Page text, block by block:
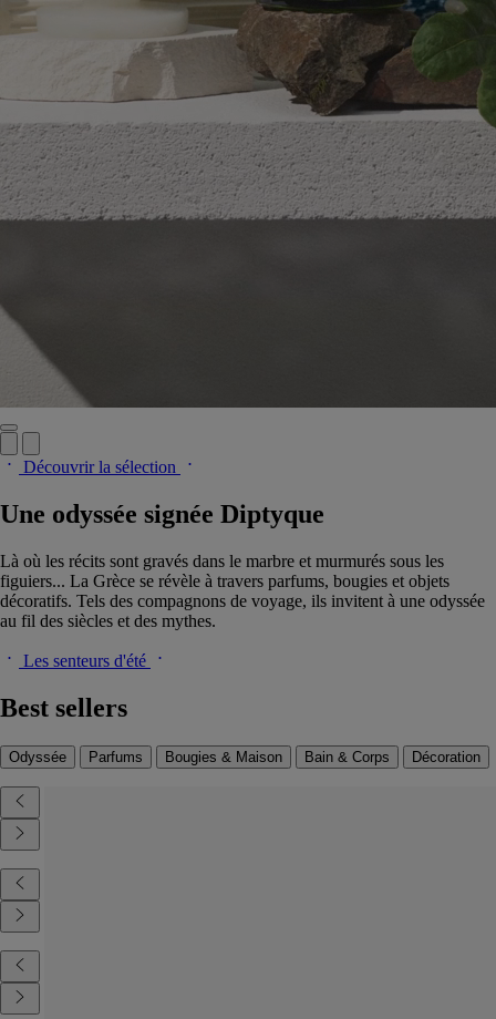
Découvrir la sélection
Une odyssée signée Diptyque
Là où les récits sont gravés dans le marbre et murmurés sous les
figuiers... La Grèce se révèle à travers parfums, bougies et objets
décoratifs. Tels des compagnons de voyage, ils invitent à une odyssée
au fil des siècles et des mythes.
Les senteurs d'été
Best sellers
Odyssée Parfums Bougies & Maison Bain & Corps Décoration